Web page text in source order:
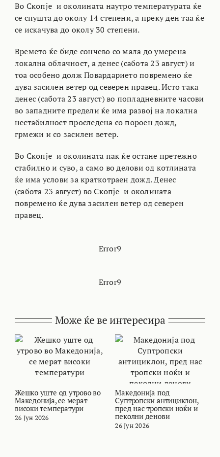
Во Скопје и околината наутро температурата ќе
се спушта до околу 14 степени, а преку ден таа ќе
се искачува до околу 30 степени.
Времето ќе биде сончево со мала до умерена
локална облачност, а денес (сабота 23 август) и
тоа особено долж Повардарието повремено ќе
дува засилен ветер од северен правец. Исто така
денес (сабота 23 август) во попладневните часови
во западните предели ќе има развој на локална
нестабилност проследена со пороен дожд,
грмежи и со засилен ветер.
Во Скопје и околината пак ќе остане претежно
стабилно и суво, а само во делови од котлината
ќе има услови за краткотраен дожд. Денес
(сабота 23 август) во Скопје и околината
повремено ќе дува засилен ветер од северен
правец.
Error9
Error9
Може ќе ве интересира
Жешко уште од утрово во
Македонија, се мерат
високи температури
26 Јун 2026
Македонија под
Суптропски антициклон,
пред нас тропски ноќи и
пеколни денови
26 Јун 2026